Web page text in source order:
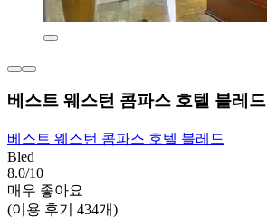
베스트 웨스턴 콤파스 호텔 블레드
베스트 웨스턴 콤파스 호텔 블레드
Bled
8.0/10
매우 좋아요
(이용 후기 434개)